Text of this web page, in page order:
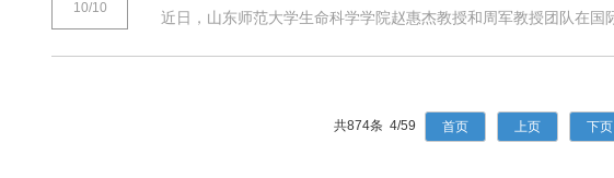
10/10
近日，山东师范大学生命科学学院赵惠杰教授和周军教授团队在国
共874条 4/59 首页 上页 下页